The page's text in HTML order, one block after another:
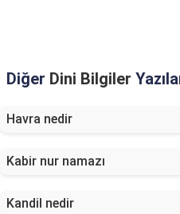
Diğer Dini Bilgiler
Havra nedir
Kabir nur namazı
Kandil nedir